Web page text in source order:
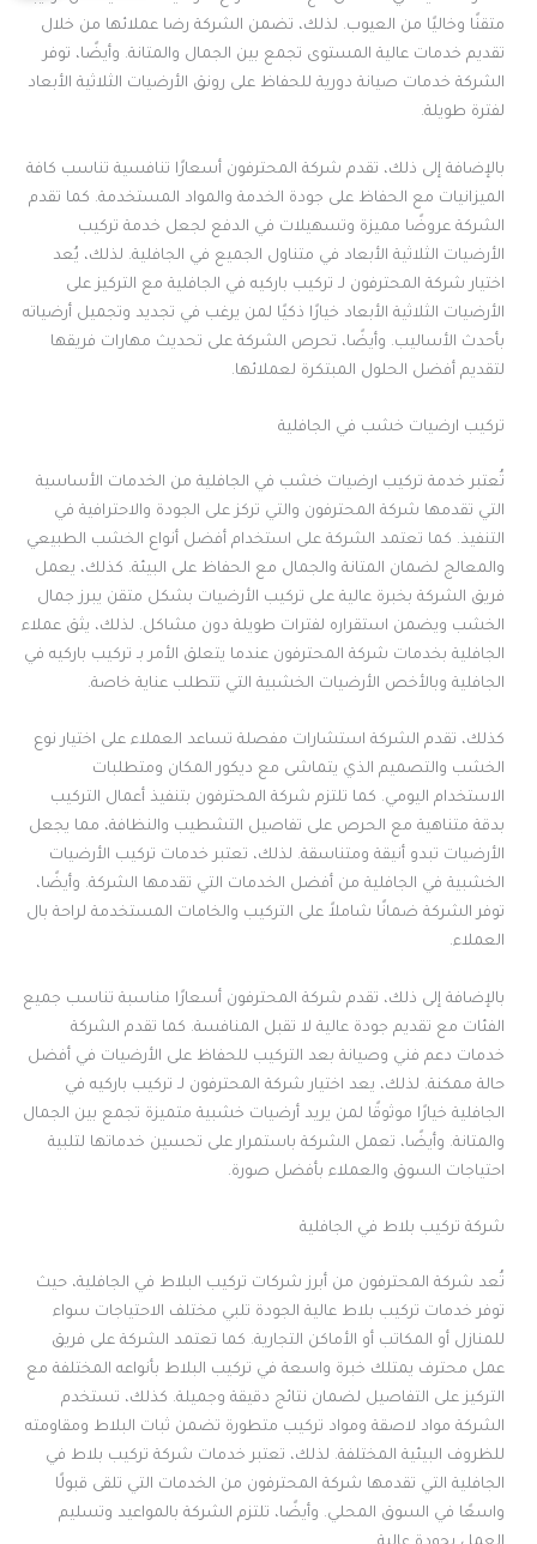
متقنًا وخاليًا من العيوب. لذلك، تضمن الشركة رضا عملائها من خلال
تقديم خدمات عالية المستوى تجمع بين الجمال والمتانة. وأيضًا، توفر
الشركة خدمات صيانة دورية للحفاظ على رونق الأرضيات الثلاثية الأبعاد
لفترة طويلة.
بالإضافة إلى ذلك، تقدم شركة المحترفون أسعارًا تنافسية تناسب كافة
الميزانيات مع الحفاظ على جودة الخدمة والمواد المستخدمة. كما تقدم
الشركة عروضًا مميزة وتسهيلات في الدفع لجعل خدمة تركيب
الأرضيات الثلاثية الأبعاد في متناول الجميع في الجافلية. لذلك، يُعد
اختيار شركة المحترفون لـ تركيب باركيه في الجافلية مع التركيز على
الأرضيات الثلاثية الأبعاد خيارًا ذكيًا لمن يرغب في تجديد وتجميل أرضياته
بأحدث الأساليب. وأيضًا، تحرص الشركة على تحديث مهارات فريقها
لتقديم أفضل الحلول المبتكرة لعملائها.
تركيب ارضيات خشب في الجافلية
تُعتبر خدمة تركيب ارضيات خشب في الجافلية من الخدمات الأساسية
التي تقدمها شركة المحترفون والتي تركز على الجودة والاحترافية في
التنفيذ. كما تعتمد الشركة على استخدام أفضل أنواع الخشب الطبيعي
والمعالج لضمان المتانة والجمال مع الحفاظ على البيئة. كذلك، يعمل
فريق الشركة بخبرة عالية على تركيب الأرضيات بشكل متقن يبرز جمال
الخشب ويضمن استقراره لفترات طويلة دون مشاكل. لذلك، يثق عملاء
الجافلية بخدمات شركة المحترفون عندما يتعلق الأمر بـ تركيب باركيه في
الجافلية وبالأخص الأرضيات الخشبية التي تتطلب عناية خاصة.
كذلك، تقدم الشركة استشارات مفصلة تساعد العملاء على اختيار نوع
الخشب والتصميم الذي يتماشى مع ديكور المكان ومتطلبات
الاستخدام اليومي. كما تلتزم شركة المحترفون بتنفيذ أعمال التركيب
بدقة متناهية مع الحرص على تفاصيل التشطيب والنظافة، مما يجعل
الأرضيات تبدو أنيقة ومتناسقة. لذلك، تعتبر خدمات تركيب الأرضيات
الخشبية في الجافلية من أفضل الخدمات التي تقدمها الشركة. وأيضًا،
توفر الشركة ضمانًا شاملاً على التركيب والخامات المستخدمة لراحة بال
العملاء.
بالإضافة إلى ذلك، تقدم شركة المحترفون أسعارًا مناسبة تناسب جميع
الفئات مع تقديم جودة عالية لا تقبل المنافسة. كما تقدم الشركة
خدمات دعم فني وصيانة بعد التركيب للحفاظ على الأرضيات في أفضل
حالة ممكنة. لذلك، يعد اختيار شركة المحترفون لـ تركيب باركيه في
الجافلية خيارًا موثوقًا لمن يريد أرضيات خشبية متميزة تجمع بين الجمال
والمتانة. وأيضًا، تعمل الشركة باستمرار على تحسين خدماتها لتلبية
احتياجات السوق والعملاء بأفضل صورة.
شركة تركيب بلاط في الجافلية
تُعد شركة المحترفون من أبرز شركات تركيب البلاط في الجافلية، حيث
توفر خدمات تركيب بلاط عالية الجودة تلبي مختلف الاحتياجات سواء
للمنازل أو المكاتب أو الأماكن التجارية. كما تعتمد الشركة على فريق
عمل محترف يمتلك خبرة واسعة في تركيب البلاط بأنواعه المختلفة مع
التركيز على التفاصيل لضمان نتائج دقيقة وجميلة. كذلك، تستخدم
الشركة مواد لاصقة ومواد تركيب متطورة تضمن ثبات البلاط ومقاومته
للظروف البيئية المختلفة. لذلك، تعتبر خدمات شركة تركيب بلاط في
الجافلية التي تقدمها شركة المحترفون من الخدمات التي تلقى قبولًا
واسعًا في السوق المحلي. وأيضًا، تلتزم الشركة بالمواعيد وتسليم